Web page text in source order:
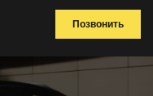
Позвонить